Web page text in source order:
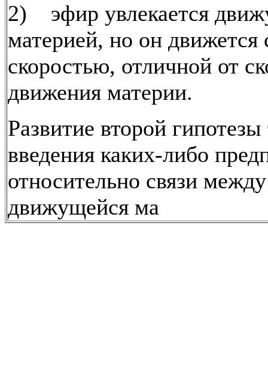
2) эфир увлекается
материей, но он движется
скоростью, отличной от
движения материи.
Развитие второй гипотезы
введения каких-либо
относительно связи
движущейся ма